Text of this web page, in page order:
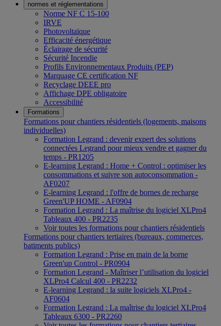
normes et réglementations
Norme NF C 15-100
IRVE
Photovoltaïque
Efficacité énergétique
Éclairage de sécurité
Sécurité Incendie
Profils Environnementaux Produits (PEP)
Marquage CE certification NF
Recyclage DEEE pro
Affichage DPE obligatoire
Accessibilité
Formations
Formations pour chantiers résidentiels (logements, maisons
individuelles)
Formation Legrand : devenir expert des solutions
connectées Legrand pour mieux vendre et gagner du
temps - PR1205
E-learning Legrand : Home + Control : optimiser les
consommations et suivre son autoconsommation -
AF0207
E-learning Legrand : l'offre de bornes de recharge
Green'UP HOME - AF0904
Formation Legrand : La maîtrise du logiciel XLPro4
Tableaux 400 - PR2235
Voir toutes les formations pour chantiers résidentiels
Formations pour chantiers tertiaires (bureaux, commerces,
batiments publics)
Formation Legrand : Prise en main de la borne
Green'up Control - PR0904
Formation Legrand - Maîtriser l’utilisation du logiciel
XLPro4 Calcul 400 - PR2232
E-learning Legrand : la suite logiciels XLPro4 -
AF0604
Formation Legrand : La maîtrise du logiciel XLPro4
Tableaux 6300 - PR2260